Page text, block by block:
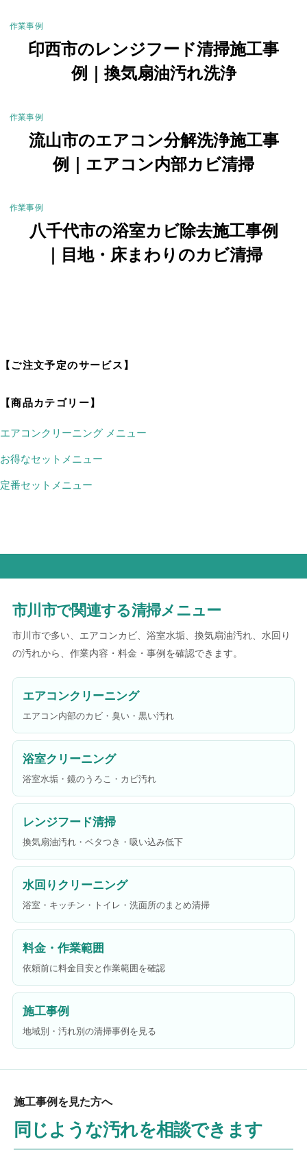
作業事例
印西市のレンジフード清掃施工事
例｜換気扇油汚れ洗浄
作業事例
流山市のエアコン分解洗浄施工事
例｜エアコン内部カビ清掃
作業事例
八千代市の浴室カビ除去施工事例
｜目地・床まわりのカビ清掃
【ご注文予定のサービス】
【商品カテゴリー】
エアコンクリーニング メニュー
お得なセットメニュー
定番セットメニュー
市川市で関連する清掃メニュー
市川市で多い、エアコンカビ、浴室水垢、換気扇油汚れ、水回り
の汚れから、作業内容・料金・事例を確認できます。
エアコンクリーニング
エアコン内部のカビ・臭い・黒い汚れ
浴室クリーニング
浴室水垢・鏡のうろこ・カビ汚れ
レンジフード清掃
換気扇油汚れ・ベタつき・吸い込み低下
水回りクリーニング
浴室・キッチン・トイレ・洗面所のまとめ清掃
料金・作業範囲
依頼前に料金目安と作業範囲を確認
施工事例
地域別・汚れ別の清掃事例を見る
施工事例を見た方へ
同じような汚れを相談できます